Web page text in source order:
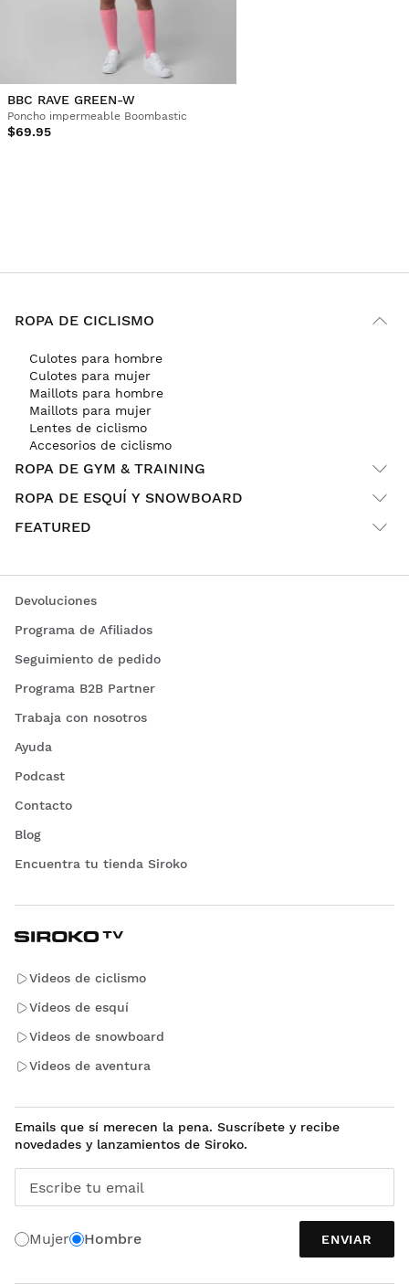
BBC RAVE GREEN-W
Poncho impermeable Boombastic
$69.95
ROPA DE CICLISMO
Culotes para hombre
Culotes para mujer
Maillots para hombre
Maillots para mujer
Lentes de ciclismo
Accesorios de ciclismo
ROPA DE GYM & TRAINING
ROPA DE ESQUÍ Y SNOWBOARD
FEATURED
Devoluciones
Programa de Afiliados
Seguimiento de pedido
Programa B2B Partner
Trabaja con nosotros
Ayuda
Podcast
Contacto
Blog
Encuentra tu tienda Siroko
Videos de ciclismo
Vídeos de esquí
Videos de snowboard
Videos de aventura
Emails que sí merecen la pena. Suscríbete y recibe
novedades y lanzamientos de Siroko.
Escribe tu email
Mujer Hombre ENVIAR